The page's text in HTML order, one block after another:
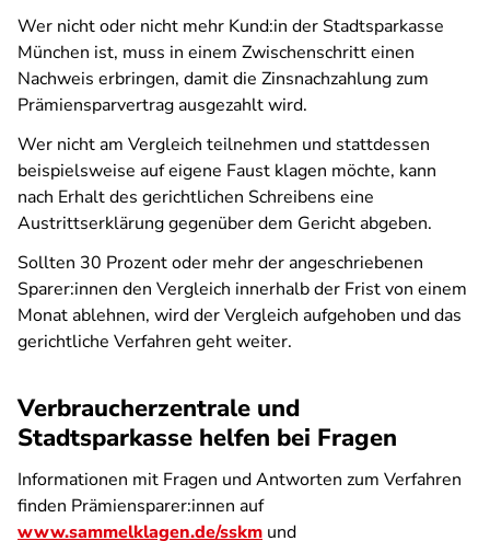
Wer nicht oder nicht mehr Kund:in der Stadtsparkasse
München ist, muss in einem Zwischenschritt einen
Nachweis erbringen, damit die Zinsnachzahlung zum
Prämiensparvertrag ausgezahlt wird.
Wer nicht am Vergleich teilnehmen und stattdessen
beispielsweise auf eigene Faust klagen möchte, kann
nach Erhalt des gerichtlichen Schreibens eine
Austrittserklärung gegenüber dem Gericht abgeben.
Sollten 30 Prozent oder mehr der angeschriebenen
Sparer:innen den Vergleich innerhalb der Frist von einem
Monat ablehnen, wird der Vergleich aufgehoben und das
gerichtliche Verfahren geht weiter.
Verbraucherzentrale und
Stadtsparkasse helfen bei Fragen
Informationen mit Fragen und Antworten zum Verfahren
finden Prämiensparer:innen auf
www.sammelklagen.de/sskm und